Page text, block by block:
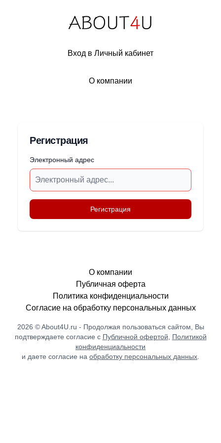
Вход в Личный кабинет
О компании
Регистрация
Электронный адрес
Регистрация
О компании
Публичная оферта
Политика конфиденциальности
Согласие на обработку персональных данных
2026 © About4U.ru - Продолжая пользоваться сайтом, Вы
подтверждаете согласие с Публичной офертой
Политикой
конфиденциальности
и даете согласие на обработку персональных данных